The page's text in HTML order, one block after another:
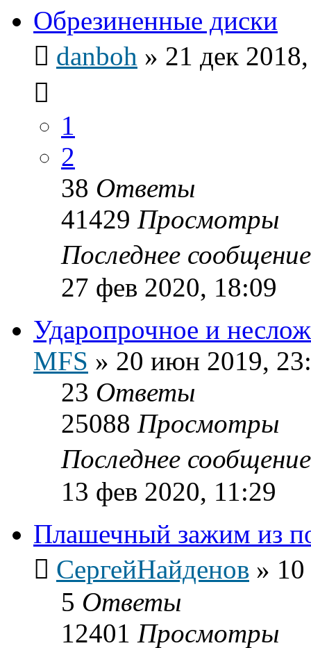
Обрезиненные диски
danboh » 21 дек
1
2
38 Ответы
41429 Просмотры
Последнее
27 фев 2020, 18:09
Ударопрочное и
MFS » 20 июн 2019,
23 Ответы
25088 Просмотры
Последнее
13 фев 2020, 11:29
Плашечный зажим из
СергейНайденов »
5 Ответы
12401 Просмотры